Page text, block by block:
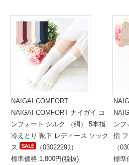
NAIGAI COMFORT
NAIGAI COMFORT ナイガイ コ
ンフォート シルク （絹） 5本指
冷えとり 靴下 レディース ソック
ス
（03022291）
標準価格:1,800円(税抜)
ンフ
指
（
標準